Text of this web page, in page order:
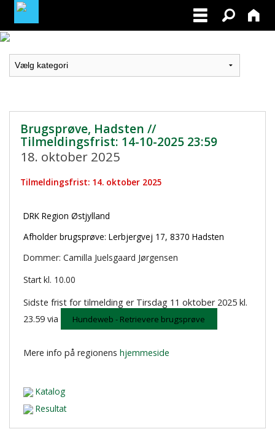
LOGIN / PROFIL
Brugsprøve, Hadsten //
Tilmeldingsfrist: 14-10-2025 23:59
18. oktober 2025
Tilmeldingsfrist: 14. oktober 2025
DRK Region Østjylland
Afholder brugsprøve: Lerbjergvej 17, 8370 Hadsten
Dommer: Camilla Juelsgaard Jørgensen
Start kl. 10.00
Sidste frist for tilmelding er Tirsdag 11 oktober 2025 kl.
23.59 via
Hundeweb - Retrievere brugsprøve
Mere info på regionens hjemmeside
Katalog
Resultat